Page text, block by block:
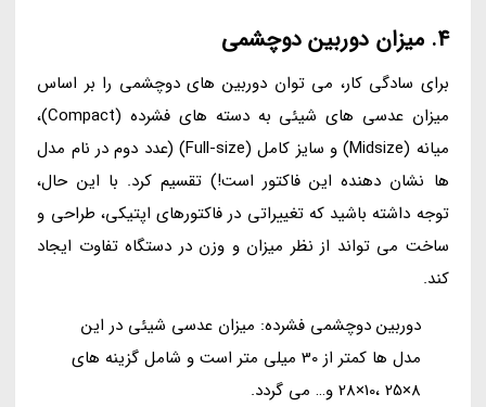
4. میزان دوربین دوچشمی
برای سادگی کار، می توان دوربین های دوچشمی را بر اساس
میزان عدسی های شیئی به دسته های فشرده (Compact)،
میانه (Midsize) و سایز کامل (Full-size) (عدد دوم در نام مدل
ها نشان دهنده این فاکتور است!) تقسیم کرد. با این حال،
توجه داشته باشید که تغییراتی در فاکتورهای اپتیکی، طراحی و
ساخت می تواند از نظر میزان و وزن در دستگاه تفاوت ایجاد
کند.
دوربین دوچشمی فشرده: میزان عدسی شیئی در این
مدل ها کمتر از 30 میلی متر است و شامل گزینه های
8×25 ،10×28 و… می گردد.